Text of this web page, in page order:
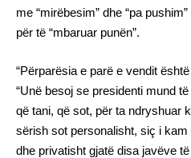
me “mirëbesim” dhe “pa
për të “mbaruar punën”.
“Përparësia e parë e vendit
“Unë besoj se presidenti mund
që tani, që sot, për ta ndryshuar
sërish sot personalisht, siç i
dhe privatisht gjatë disa javëve